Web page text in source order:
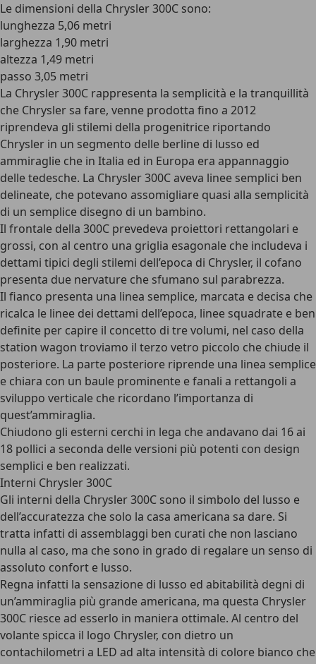
Le dimensioni della Chrysler 300C sono:
lunghezza 5,06 metri
larghezza 1,90 metri
altezza 1,49 metri
passo 3,05 metri
La Chrysler 300C rappresenta la semplicità e la tranquillità
che Chrysler sa fare, venne prodotta fino a 2012
riprendeva gli stilemi della progenitrice riportando
Chrysler in un segmento delle berline di lusso ed
ammiraglie che in Italia ed in Europa era appannaggio
delle tedesche. La Chrysler 300C aveva linee semplici ben
delineate, che potevano assomigliare quasi alla semplicità
di un semplice disegno di un bambino.
Il frontale della 300C prevedeva proiettori rettangolari e
grossi, con al centro una griglia esagonale che includeva i
dettami tipici degli stilemi dell’epoca di Chrysler, il cofano
presenta due nervature che sfumano sul parabrezza.
Il fianco presenta una linea semplice, marcata e decisa che
ricalca le linee dei dettami dell’epoca, linee squadrate e ben
definite per capire il concetto di tre volumi, nel caso della
station wagon troviamo il terzo vetro piccolo che chiude il
posteriore. La parte posteriore riprende una linea semplice
e chiara con un baule prominente e fanali a rettangoli a
sviluppo verticale che ricordano l’importanza di
quest’ammiraglia.
Chiudono gli esterni cerchi in lega che andavano dai 16 ai
18 pollici a seconda delle versioni più potenti con design
semplici e ben realizzati.
Interni Chrysler 300C
Gli interni della Chrysler 300C sono il simbolo del lusso e
dell’accuratezza che solo la casa americana sa dare. Si
tratta infatti di assemblaggi ben curati che non lasciano
nulla al caso, ma che sono in grado di regalare un senso di
assoluto confort e lusso.
Regna infatti la sensazione di lusso ed abitabilità degni di
un’ammiraglia più grande americana, ma questa Chrysler
300C riesce ad esserlo in maniera ottimale. Al centro del
volante spicca il logo Chrysler, con dietro un
contachilometri a LED ad alta intensità di colore bianco che